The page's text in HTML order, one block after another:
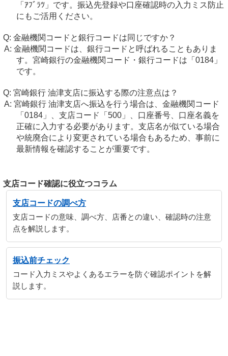
「ｱﾌﾞﾗﾂ」です。振込先登録や口座確認時の入力ミス防止
にもご活用ください。
金融機関コードと銀行コードは同じですか？
金融機関コードは、銀行コードと呼ばれることもありま
す。宮崎銀行の金融機関コード・銀行コードは「0184」
です。
宮崎銀行 油津支店に振込する際の注意点は？
宮崎銀行 油津支店へ振込を行う場合は、金融機関コード
「0184」、支店コード「500」、口座番号、口座名義を
正確に入力する必要があります。支店名が似ている場合
や統廃合により変更されている場合もあるため、事前に
最新情報を確認することが重要です。
支店コード確認に役立つコラム
支店コードの調べ方
支店コードの意味、調べ方、店番との違い、確認時の注意
点を解説します。
振込前チェック
コード入力ミスやよくあるエラーを防ぐ確認ポイントを解
説します。